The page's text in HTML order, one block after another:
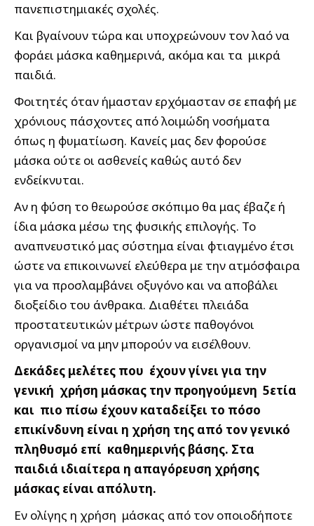
πανεπιστημιακές σχολές.
Και βγαίνουν τώρα και υποχρεώνουν τον λαό να
φοράει μάσκα καθημερινά, ακόμα και τα μικρά
παιδιά.
Φοιτητές όταν ήμασταν ερχόμασταν σε επαφή με
χρόνιους πάσχοντες από λοιμώδη νοσήματα
όπως η φυματίωση. Κανείς μας δεν φορούσε
μάσκα ούτε οι ασθενείς καθώς αυτό δεν
ενδείκνυται.
Αν η φύση το θεωρούσε σκόπιμο θα μας έβαζε ή
ίδια μάσκα μέσω της φυσικής επιλογής. Το
αναπνευστικό μας σύστημα είναι φτιαγμένο έτσι
ώστε να επικοινωνεί ελεύθερα με την ατμόσφαιρα
για να προσλαμβάνει οξυγόνο και να αποβάλει
διοξείδιο του άνθρακα. Διαθέτει πλειάδα
προστατευτικών μέτρων ώστε παθογόνοι
οργανισμοί να μην μπορούν να εισέλθουν.
Δεκάδες μελέτες που έχουν γίνει για την
γενική χρήση μάσκας την προηγούμενη 5ετία
και πιο πίσω έχουν καταδείξει το πόσο
επικίνδυνη είναι η χρήση της από τον γενικό
πληθυσμό επί καθημερινής βάσης. Στα
παιδιά ιδιαίτερα η απαγόρευση χρήσης
μάσκας είναι απόλυτη.
Εν ολίγης η χρήση μάσκας από τον οποιοδήποτε